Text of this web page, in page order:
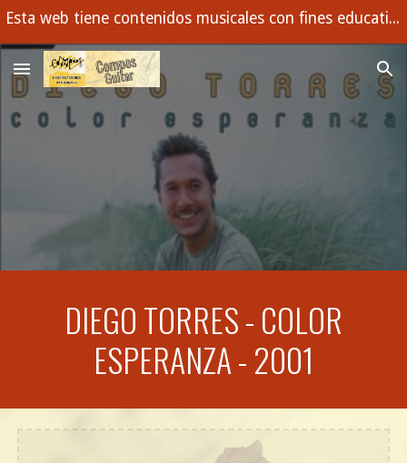
Esta web tiene contenidos musicales con fines educativos. Buscamos con ejemplos enseñar los conceptos musicales que todo estudiante debe dominar.
DIEGO TORRES - COLOR
ESPERANZA - 2001